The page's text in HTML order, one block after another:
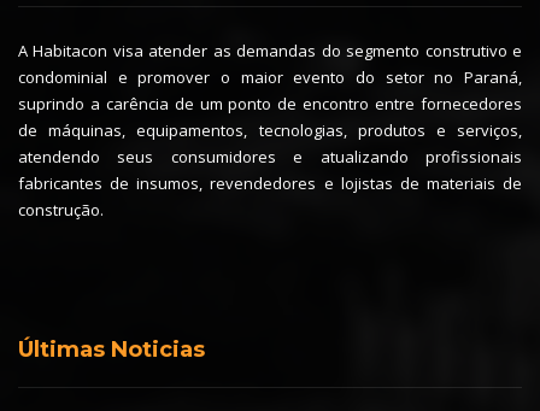
A Habitacon visa atender as demandas do segmento construtivo e
condominial e promover o maior evento do setor no Paraná,
suprindo a carência de um ponto de encontro entre fornecedores
de máquinas, equipamentos, tecnologias, produtos e serviços,
atendendo seus consumidores e atualizando profissionais
fabricantes de insumos, revendedores e lojistas de materiais de
construção.
Últimas Noticias